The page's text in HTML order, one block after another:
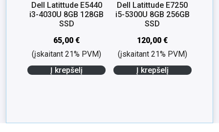
Dell Latittude E5440
i3-4030U 8GB 128GB
SSD
65,00€
(įskaitant 21% PVM)
Į krepšelį
Dell Latittude E7250
i5-5300U 8GB 256GB
SSD
120,00€
(įskaitant 21% PVM)
Į krepšelį